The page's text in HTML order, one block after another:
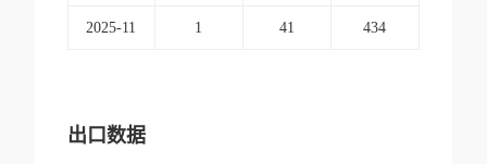
2025-11 1 41 434
出口数据